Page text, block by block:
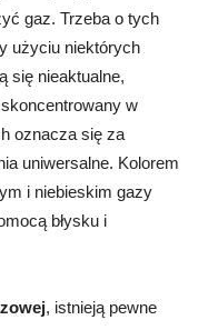
gaz. Trzeba o tych
użyciu niektórych
się nieaktualne,
w
oznacza się za
uniwersalne. Kolorem
i niebieskim gazy
błysku i
, istnieją pewne